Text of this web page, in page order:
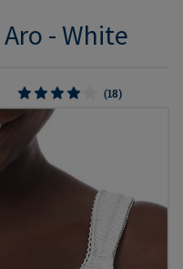
- White
(18)